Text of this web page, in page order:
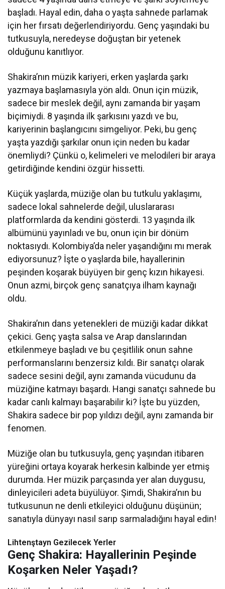
başladı. Hayal edin, daha o yaşta sahnede parlamak
için her fırsatı değerlendiriyordu. Genç yaşındaki bu
tutkusuyla, neredeyse doğuştan bir yetenek
olduğunu kanıtlıyor.
Shakira’nın müzik kariyeri, erken yaşlarda şarkı
yazmaya başlamasıyla yön aldı. Onun için müzik,
sadece bir meslek değil, aynı zamanda bir yaşam
biçimiydi. 8 yaşında ilk şarkısını yazdı ve bu,
kariyerinin başlangıcını simgeliyor. Peki, bu genç
yaşta yazdığı şarkılar onun için neden bu kadar
önemliydi? Çünkü o, kelimeleri ve melodileri bir araya
getirdiğinde kendini özgür hissetti.
Küçük yaşlarda, müziğe olan bu tutkulu yaklaşımı,
sadece lokal sahnelerde değil, uluslararası
platformlarda da kendini gösterdi. 13 yaşında ilk
albümünü yayınladı ve bu, onun için bir dönüm
noktasıydı. Kolombiya’da neler yaşandığını mı merak
ediyorsunuz? İşte o yaşlarda bile, hayallerinin
peşinden koşarak büyüyen bir genç kızın hikayesi.
Onun azmi, birçok genç sanatçıya ilham kaynağı
oldu.
Shakira’nın dans yetenekleri de müziği kadar dikkat
çekici. Genç yaşta salsa ve Arap danslarından
etkilenmeye başladı ve bu çeşitlilik onun sahne
performanslarını benzersiz kıldı. Bir sanatçı olarak
sadece sesini değil, aynı zamanda vücudunu da
müziğine katmayı başardı. Hangi sanatçı sahnede bu
kadar canlı kalmayı başarabilir ki? İşte bu yüzden,
Shakira sadece bir pop yıldızı değil, aynı zamanda bir
fenomen.
Müziğe olan bu tutkusuyla, genç yaşından itibaren
yüreğini ortaya koyarak herkesin kalbinde yer etmiş
durumda. Her müzik parçasında yer alan duygusu,
dinleyicileri adeta büyülüyor. Şimdi, Shakira’nın bu
tutkusunun ne denli etkileyici olduğunu düşünün;
sanatıyla dünyayı nasıl sarıp sarmaladığını hayal edin!
Lihtenştayn Gezilecek Yerler
Genç Shakira: Hayallerinin Peşinde
Koşarken Neler Yaşadı?